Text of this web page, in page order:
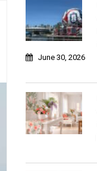
June 30, 2026